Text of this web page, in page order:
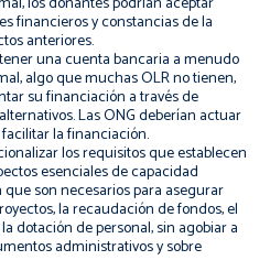
financieros y constancias de la
anteriores.
una cuenta bancaria a menudo
algo que muchas OLR no tienen,
su financiación a través de
Las ONG deberían actuar
la financiación.
los requisitos que establecen
esenciales de capacidad
son necesarios para asegurar
la recaudación de fondos, el
dotación de personal, sin agobiar a
administrativos y sobre